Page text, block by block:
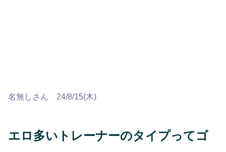
名無しさん 24/8/15(木)
エロ多いトレーナーのタイプってゴ